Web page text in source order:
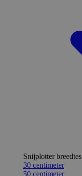
Snijplotter breedtes
30 centimeter
50 centimeter